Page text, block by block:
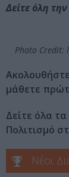
Δείτε όλη
Photo Credit:
μάθετε
Δείτε όλα τα
Πολιτισμό
Νέοι